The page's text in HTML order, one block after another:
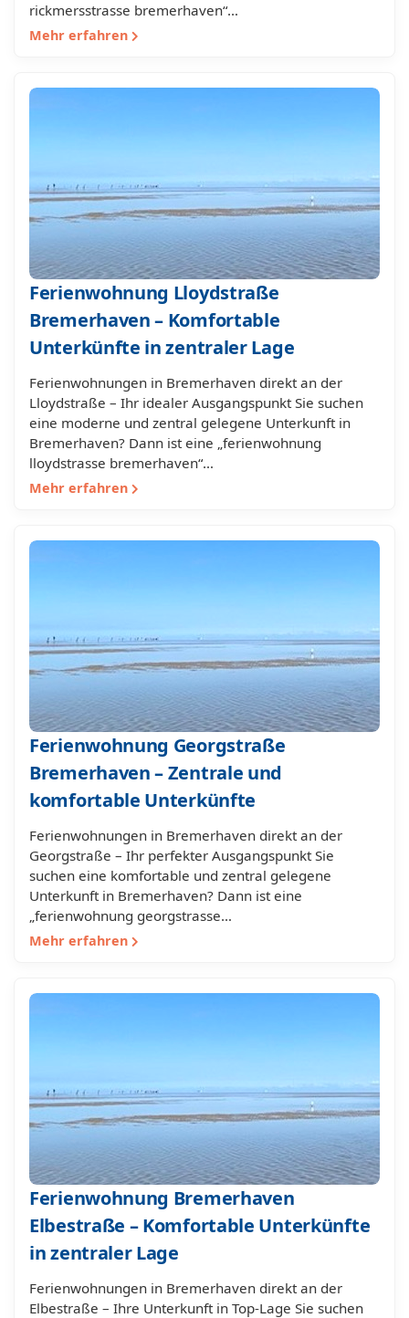
rickmersstrasse bremerhaven“…
Mehr erfahren
Ferienwohnung Lloydstraße
Bremerhaven – Komfortable
Unterkünfte in zentraler Lage
Ferienwohnungen in Bremerhaven direkt an der
Lloydstraße – Ihr idealer Ausgangspunkt Sie suchen
eine moderne und zentral gelegene Unterkunft in
Bremerhaven? Dann ist eine „ferienwohnung
lloydstrasse bremerhaven“…
Mehr erfahren
Ferienwohnung Georgstraße
Bremerhaven – Zentrale und
komfortable Unterkünfte
Ferienwohnungen in Bremerhaven direkt an der
Georgstraße – Ihr perfekter Ausgangspunkt Sie
suchen eine komfortable und zentral gelegene
Unterkunft in Bremerhaven? Dann ist eine
„ferienwohnung georgstrasse…
Mehr erfahren
Ferienwohnung Bremerhaven
Elbestraße – Komfortable Unterkünfte
in zentraler Lage
Ferienwohnungen in Bremerhaven direkt an der
Elbestraße – Ihre Unterkunft in Top-Lage Sie suchen